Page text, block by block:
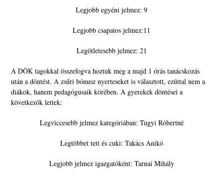
Legjobb egyéni jelmez: 9
Legjobb csapatos jelmez:11
Legötletesebb jelmez: 21
A DÖK tagokkal összefogva hoztuk meg a majd 1 órás tanácskozás
után a döntést. A zsűri bónusz nyerteseket is választott, ezúttal nem a
diákok, hanem pedagógusaik körében. A gyerekek döntései a
következők lettek:
Legviccesebb jelmez kategóriában: Tugyi Róbertné
Legtöbbet tett és cuki: Takács Anikó
Legjobb jelmez igazgatóként: Tarnai Mihály